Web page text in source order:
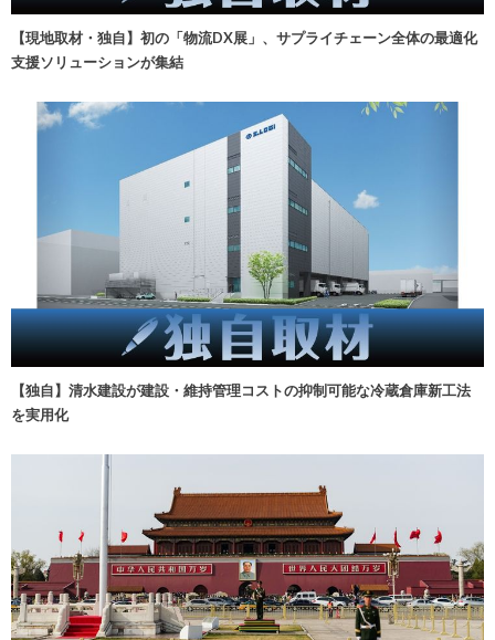
【現地取材・独自】初の「物流DX展」、サプライチェーン全体の最適化
支援ソリューションが集結
【独自】清水建設が建設・維持管理コストの抑制可能な冷蔵倉庫新工法
を実用化